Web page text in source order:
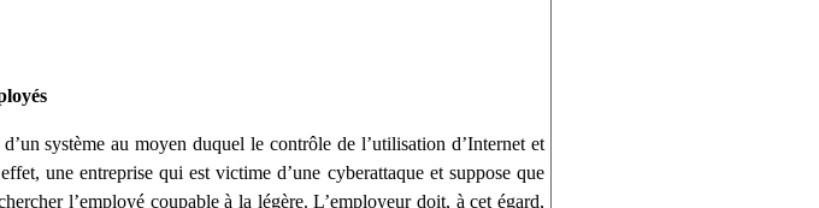
système au moyen duquel le contrôle de l’utilisation d’Internet et
une entreprise qui est victime d’une cyberattaque et suppose que
l’employé coupable à la légère. L’employeur doit, à cet égard,